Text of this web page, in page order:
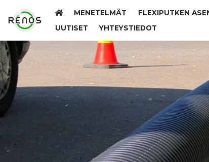
MENETELMÄT FLEXIPUTKEN
UUTISET
YHTEYSTIEDOT